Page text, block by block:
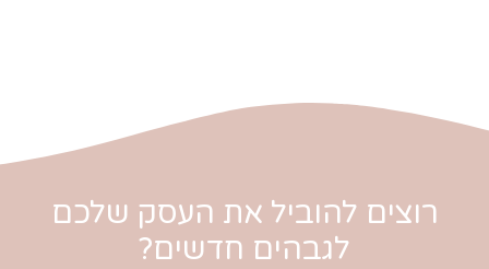
רוצים להוביל את העסק שלכם
לגבהים חדשים?